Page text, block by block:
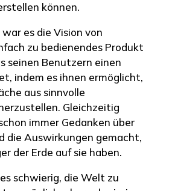
können.
es die Vision von
zu bedienendes Produkt
seinen Benutzern einen
indem es ihnen ermöglicht,
aus sinnvolle
Gleichzeitig
immer Gedanken über
die Auswirkungen gemacht,
der Erde auf sie haben.
schwierig, die Welt zu